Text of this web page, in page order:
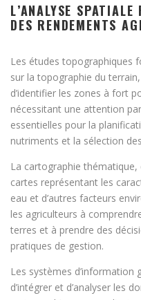
L’ANALYSE
DES RENDEMENTS
Les études topographiques
sur la topographie du
d’identifier les zones à fort
nécessitant une attention
essentielles pour la
nutriments et la sélection
La cartographie
cartes représentant les
eau et d’autres facteurs
les agriculteurs à
terres et à prendre des
pratiques de gestion.
Les systèmes d’information
d’intégrer et d’analyser les